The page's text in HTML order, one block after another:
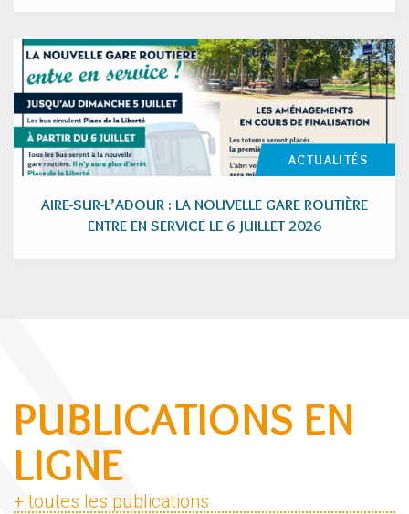
ACTUALITÉS
AIRE-SUR-L’ADOUR : LA NOUVELLE GARE ROUTIÈRE
ENTRE EN SERVICE LE 6 JUILLET 2026
PUBLICATIONS EN
LIGNE
+ toutes les publications